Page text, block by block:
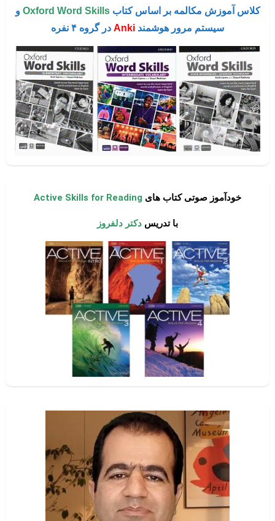
کلاس آموزش مکالمه بر اساس کتابOxford Word Skills و
سیستم مرور هوشمند Anki در گروه ۴ نفره
خودآموز صوتی کتاب های Active Skills for Reading
با تدریس دکتر دلفروز